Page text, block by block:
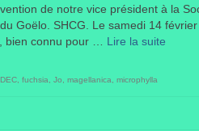
de notre vice président à la
Goëlo. SHCG. Le samedi 14
bien connu pour … Lire la suite­­
, fuchsia Jo magellanica microphylla